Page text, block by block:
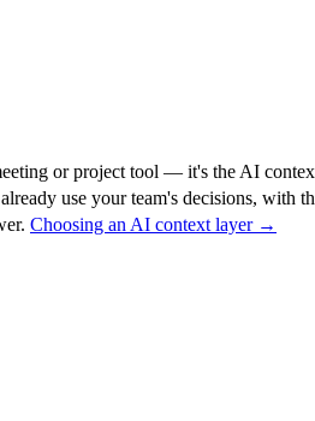
or project tool — it's the AI
use your team's decisions, with
Choosing an AI context layer →